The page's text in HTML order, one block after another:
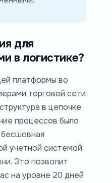
для
в логистике?
платформы во
торговой сети
в цепочке
процессов было
учетной системой
Это позволит
на уровне 20 дней